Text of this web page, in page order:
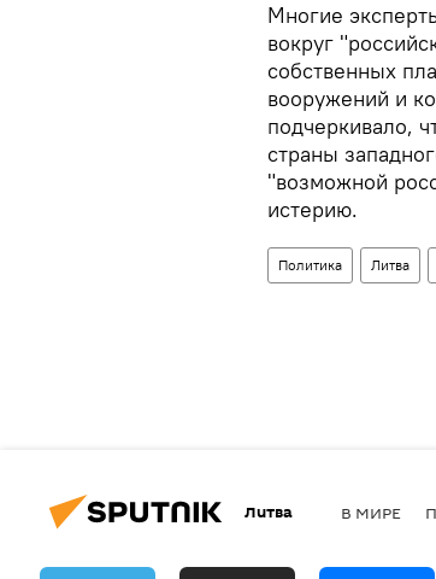
Многие
вокруг
собственных
вооружений и
подчеркивало,
страны
"возможной
истерию.
Политика Литва
Литва В МИРЕ